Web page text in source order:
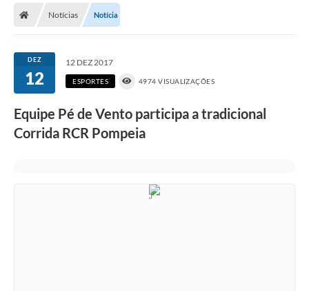
Notícias Notícia
DEZ
12
12 DEZ 2017
ESPORTES 4974 VISUALIZAÇÕES
Equipe Pé de Vento participa a tradicional
Corrida RCR Pompeia